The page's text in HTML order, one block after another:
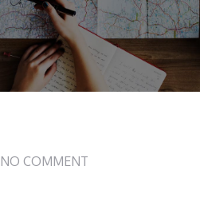
NO COMMENT